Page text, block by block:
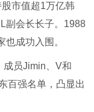
市值超1万亿韩
副会长长子。1988
成功入围。
成员Jimin、V和
百强名单，凸显出